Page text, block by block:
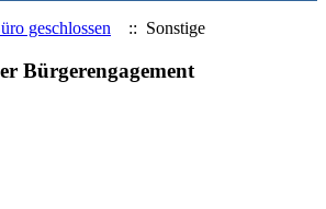
geschlossen :: Sonstige
Bürgerengagement